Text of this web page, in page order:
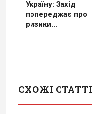
Україну: Захід
попереджає про
ризики...
СХОЖІ СТАТТІ